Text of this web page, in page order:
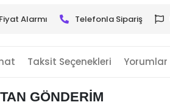
Fiyat Alarmı Telefonla Sipariş
Taksit Seçenekleri Yorumlar
GÖNDERİM